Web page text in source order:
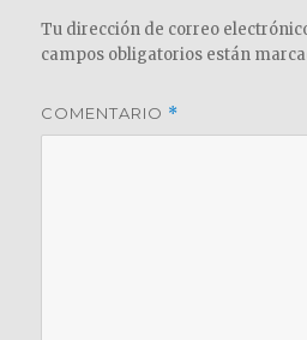
Tu dirección de correo
campos obligatorios están
COMENTARIO *